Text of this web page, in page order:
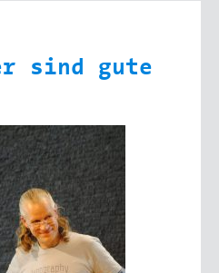
sind gute